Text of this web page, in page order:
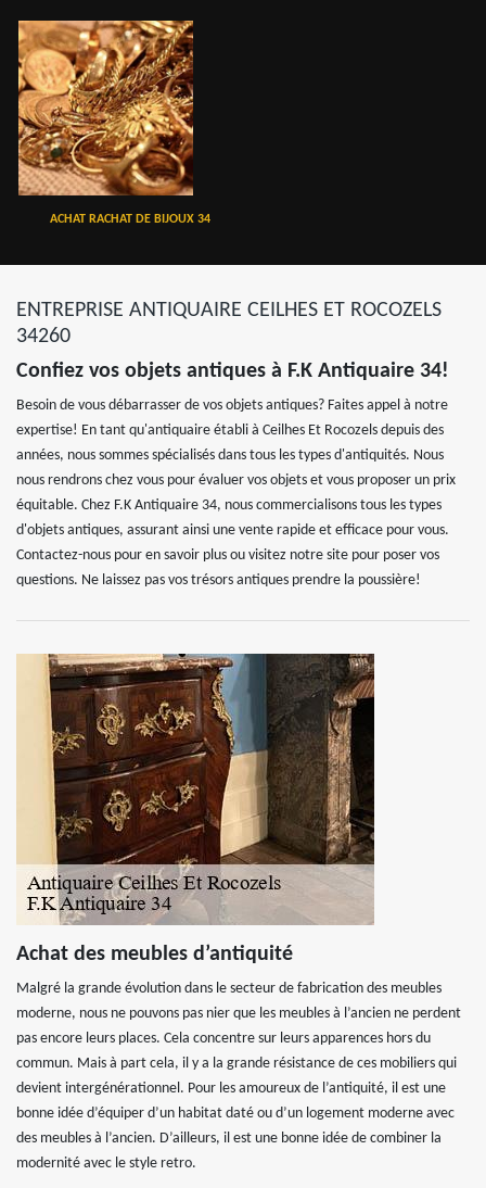
ACHAT RACHAT DE BIJOUX 34
ENTREPRISE ANTIQUAIRE CEILHES ET ROCOZELS
34260
Confiez vos objets antiques à F.K Antiquaire 34!
Besoin de vous débarrasser de vos objets antiques? Faites appel à notre
expertise! En tant qu'antiquaire établi à Ceilhes Et Rocozels depuis des
années, nous sommes spécialisés dans tous les types d'antiquités. Nous
nous rendrons chez vous pour évaluer vos objets et vous proposer un prix
équitable. Chez F.K Antiquaire 34, nous commercialisons tous les types
d'objets antiques, assurant ainsi une vente rapide et efficace pour vous.
Contactez-nous pour en savoir plus ou visitez notre site pour poser vos
questions. Ne laissez pas vos trésors antiques prendre la poussière!
Achat des meubles d’antiquité
Malgré la grande évolution dans le secteur de fabrication des meubles
moderne, nous ne pouvons pas nier que les meubles à l’ancien ne perdent
pas encore leurs places. Cela concentre sur leurs apparences hors du
commun. Mais à part cela, il y a la grande résistance de ces mobiliers qui
devient intergénérationnel. Pour les amoureux de l’antiquité, il est une
bonne idée d’équiper d’un habitat daté ou d’un logement moderne avec
des meubles à l’ancien. D’ailleurs, il est une bonne idée de combiner la
modernité avec le style retro.